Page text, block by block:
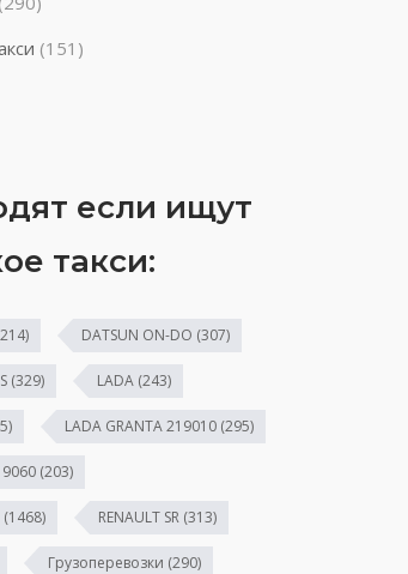
(151)
если ищут
такси:
DATSUN ON-DO (307)
(329) LADA(243)
LADA GRANTA 219010(295)
(203)
(1468) RENAULT SR(313)
Грузоперевозки (290)